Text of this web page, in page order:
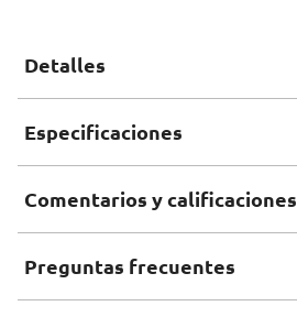
Detalles
Especificaciones
Comentarios y calificaciones
Preguntas frecuentes